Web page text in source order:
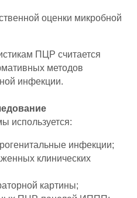
оценки микробной
ПЦР считается
методов
инфекции.
используется:
инфекции;
клинических
картины;